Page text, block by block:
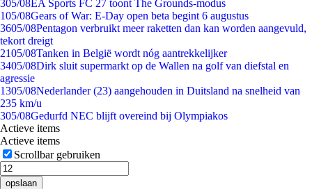
305/08EA Sports FC 27 toont The Grounds-modus
105/08Gears of War: E-Day open beta begint 6 augustus
3605/08Pentagon verbruikt meer raketten dan kan worden aangevuld,
tekort dreigt
2105/08Tanken in België wordt nóg aantrekkelijker
3405/08Dirk sluit supermarkt op de Wallen na golf van diefstal en
agressie
1305/08Nederlander (23) aangehouden in Duitsland na snelheid van
235 km/u
305/08Gedurfd NEC blijft overeind bij Olympiakos
Actieve items
Actieve items
Scrollbar gebruiken
opslaan